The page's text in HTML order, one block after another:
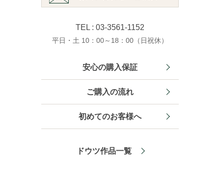
TEL : 03-3561-1152
平日・土 10：00～18：00（日祝休）
安心の購入保証
ご購入の流れ
初めてのお客様へ
ドウツ作品一覧